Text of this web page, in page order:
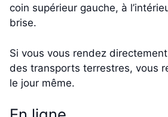
coin supérieur gauche, à
brise.
Si vous vous rendez
des transports terrestres, vous
le jour même.